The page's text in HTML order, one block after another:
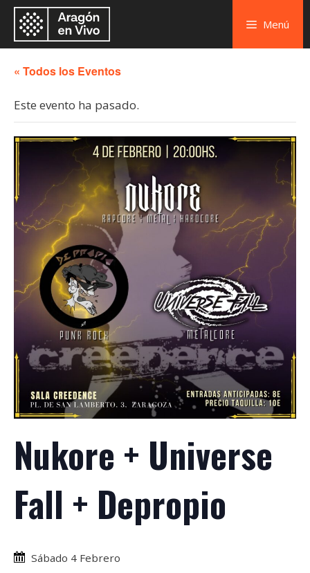
Menú
« Todos los Eventos
Este evento ha pasado.
Nukore + Universe
Fall + Depropio
Sábado 4 Febrero